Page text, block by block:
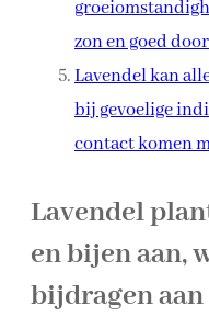
zon en goed
Lavendel kan
bij gevoelige
contact komen
Lavendel
en bijen aan,
bijdragen